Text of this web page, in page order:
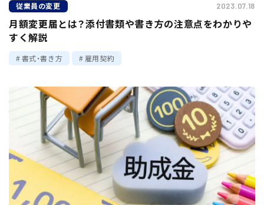
従業員の変更 2023.07.18
月額変更届とは？添付書類や書き方の注意点をわかりや
すく解説
書式・書き方 雇用契約